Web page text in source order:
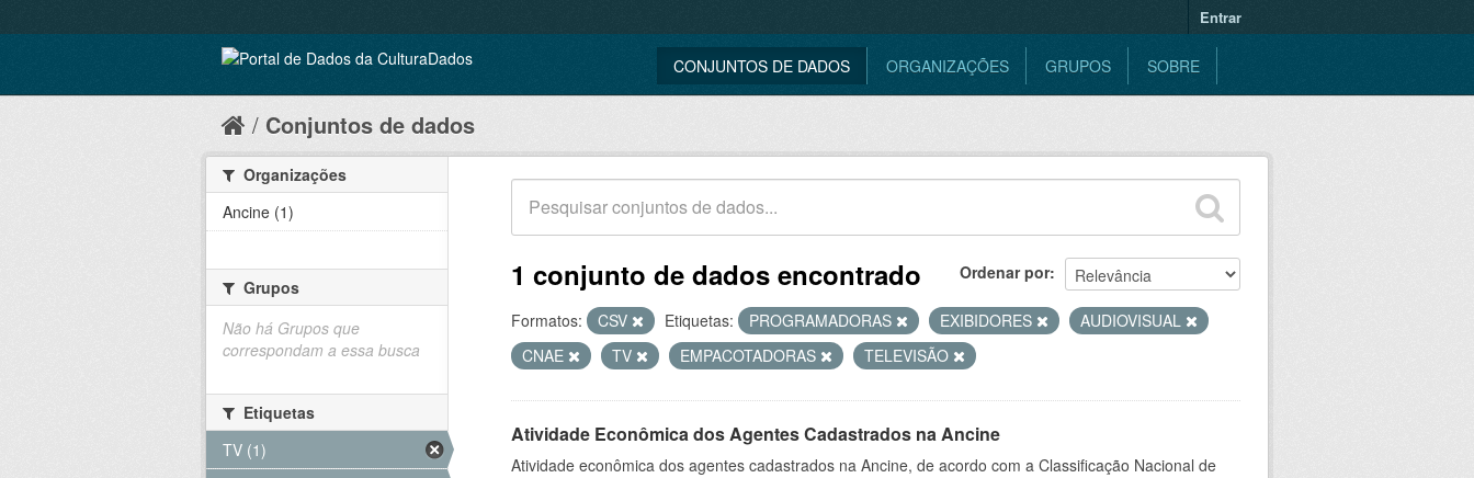
Entrar
CONJUNTOS DE DADOS ORGANIZAÇÕES GRUPOS SOBRE
Conjuntos de dados
Ordenar por
1 conjunto de dados encontrado
Formatos: CSV Etiquetas: PROGRAMADORAS EXIBIDORES
AUDIOVISUAL
CNAE
TV EMPACOTADORAS TELEVISÃO
Atividade Econômica dos Agentes Cadastrados na Ancine
Atividade econômica dos agentes cadastrados na Ancine, de acordo com a Classificação Nacional de
Organizações
Ancine (1)
Grupos
Não há Grupos que
correspondam a essa busca
Etiquetas
TV (1)